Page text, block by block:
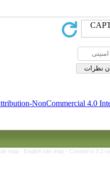
Creative Commons Attribution-
برگشت به
Persian site map -